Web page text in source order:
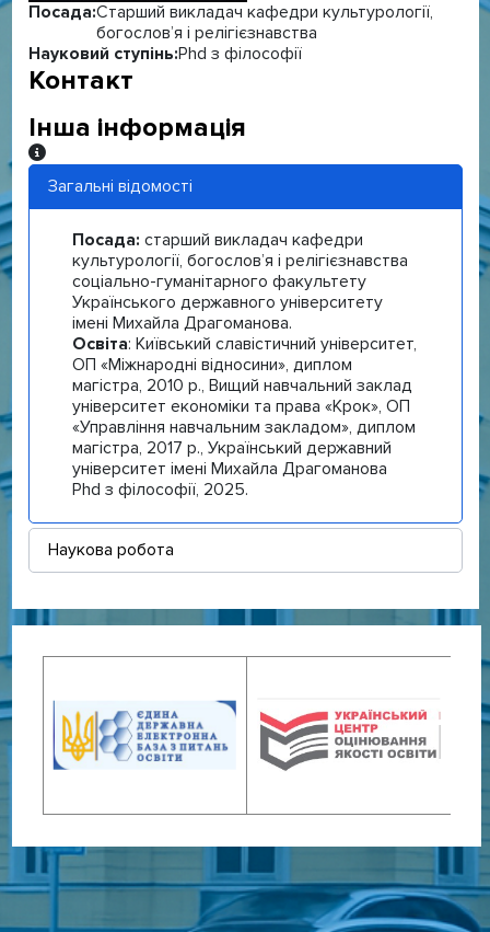
Посада:Старший викладач кафедри культурології,
богослов’я і релігієзнавства
Науковий ступінь:Phd з філософії
Контакт
Інша інформація
Інша інформація
Загальні відомості
Посада: старший викладач кафедри
культурології, богослов’я і релігієзнавства
соціально-гуманітарного факультету
Українського державного університету
імені Михайла Драгоманова.
Освіта: Київський славістичний університет,
ОП «Міжнародні відносини», диплом
магістра, 2010 р., Вищий навчальний заклад
університет економіки та права «Крок», ОП
«Управління навчальним закладом», диплом
магістра, 2017 р., Український державний
університет імені Михайла Драгоманова
Phd з філософії, 2025.
Наукова робота